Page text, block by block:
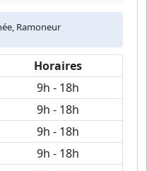
Ramoneur
Horaires
9h - 18h
9h - 18h
9h - 18h
9h - 18h